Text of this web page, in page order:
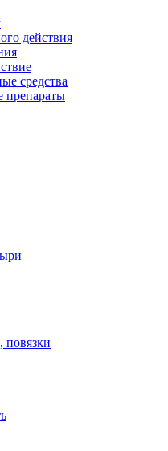
действия
средства
препараты
повязки